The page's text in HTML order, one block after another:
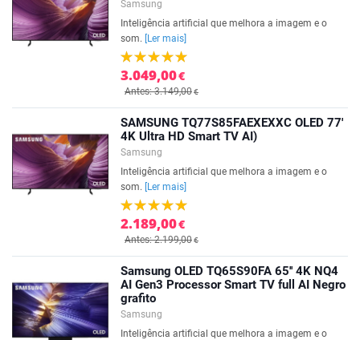
Samsung
Inteligência artificial que melhora a imagem e o
som.
[Ler mais]
3.049,00€
Antes: 3.149,00€
SAMSUNG TQ77S85FAEXEXXC OLED 77'
4K Ultra HD Smart TV AI)
Samsung
Inteligência artificial que melhora a imagem e o
som.
[Ler mais]
2.189,00€
Antes: 2.199,00€
Samsung OLED TQ65S90FA 65'' 4K NQ4
AI Gen3 Processor Smart TV full AI Negro
grafito
Samsung
Inteligência artificial que melhora a imagem e o